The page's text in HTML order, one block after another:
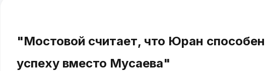
"Мостовой считает, что Юран
успеху вместо Мусаева"